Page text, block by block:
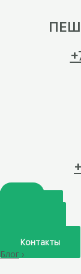
Контакты
Блог ›